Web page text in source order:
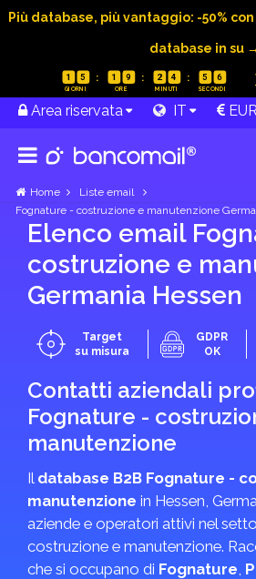
Più database, più vantaggio: -50%
database in su →
1 5 1 9 2 4 5 5
Area riservata IT EUR
Home
Liste email
Fognature - costruzione e manutenzione
Elenco email
costruzione e
Germania Hessen
Target
su misura
GDPR
OK
Contatti aziendali
Fognature -
manutenzione
Il database B2B Fognature -
manutenzione in Hessen,
aziende e operatori attivi nel
costruzione e manutenzione.
che si occupano di Fognature,